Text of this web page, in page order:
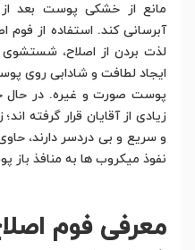
مانع از خشکی پوست بعد
آبرسانی کند. استفاده از فوم
لذت بردن از اصلاح،
ایجاد لطافت و شادابی روی
پوست صورت و غیره. در حال
زیادی از آقایان قرار گرفته
و سریع و بی دردسر دارند،
نفوذ میکروب ها به منافذ باز
معرفی فوم